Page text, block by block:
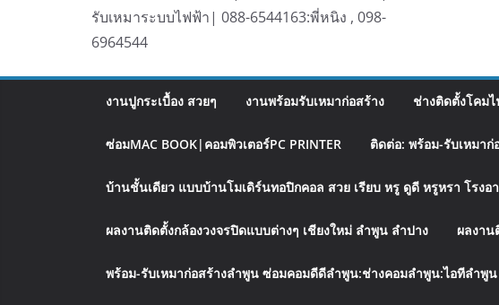
รับเหมาระบบไฟฟ้า| 088-6544163:พี่หนิง , 098-
6964544
งานปูกระเบื้อง สวยๆ งานพร้อมรับเหมาก่อสร้าง ช่างติดตั้งโคม
ซ่อมMAC BOOK|คอมพิวเตอร์PC PRINTER ติดต่อ: พร้อม-รับเหมาก่
บ้านชั้นเดียว แบบบ้านโมเดิร์นทอปิกคอล สวย เรียบ หรู ดูดี หรูหรา โรง
ผลงานติดตั้งกล้องวงจรปิดแบบต่างๆ เชียงใหม่ ลำพูน ลำปาง ผลงาน
พร้อม-รับเหมาก่อสร้างลำพูน ซ่อมคอมดีดีลำพูน:ช่างคอมลำพูน:ไอทีลำพู